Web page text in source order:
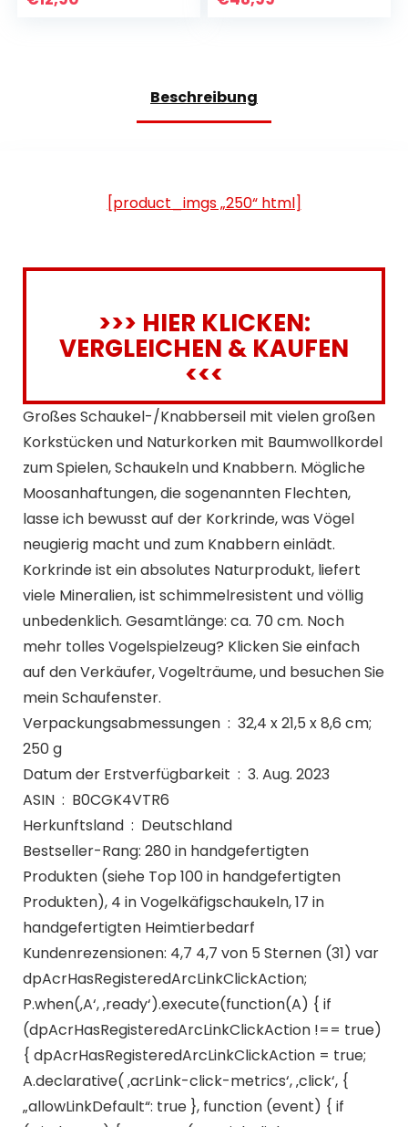
Beschreibung
[product_imgs „250“ html]
>>> HIER KLICKEN:
VERGLEICHEN & KAUFEN
<<<
Großes Schaukel-/Knabberseil mit vielen großen
Korkstücken und Naturkorken mit Baumwollkordel
zum Spielen, Schaukeln und Knabbern. Mögliche
Moosanhaftungen, die sogenannten Flechten,
lasse ich bewusst auf der Korkrinde, was Vögel
neugierig macht und zum Knabbern einlädt.
Korkrinde ist ein absolutes Naturprodukt, liefert
viele Mineralien, ist schimmelresistent und völlig
unbedenklich. Gesamtlänge: ca. 70 cm. Noch
mehr tolles Vogelspielzeug? Klicken Sie einfach
auf den Verkäufer, Vogelträume, und besuchen Sie
mein Schaufenster.
Verpackungsabmessungen ‏ : ‎ 32,4 x 21,5 x 8,6 cm;
250 g
Datum der Erstverfügbarkeit ‏ : ‎ 3. Aug. 2023
ASIN ‏ : ‎ B0CGK4VTR6
Herkunftsland ‏ : ‎ Deutschland
Bestseller-Rang: 280 in handgefertigten
Produkten (siehe Top 100 in handgefertigten
Produkten), 4 in Vogelkäfigschaukeln, 17 in
handgefertigten Heimtierbedarf
Kundenrezensionen: 4,7 4,7 von 5 Sternen (31) var
dpAcrHasRegisteredArcLinkClickAction;
P.when(‚A‘, ‚ready‘).execute(function(A) { if
(dpAcrHasRegisteredArcLinkClickAction !== true)
{ dpAcrHasRegisteredArcLinkClickAction = true;
A.declarative( ‚acrLink-click-metrics‘, ‚click‘, {
„allowLinkDefault“: true }, function (event) { if